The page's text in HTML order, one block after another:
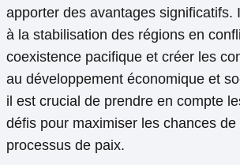
apporter des avantages significatifs.
à la stabilisation des régions en
coexistence pacifique et créer les
au développement économique et
il est crucial de prendre en compte
défis pour maximiser les chances de
processus de paix.